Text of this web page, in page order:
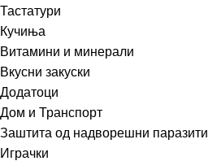
Тастатури
Кучиња
Витамини и минерали
Вкусни закуски
Додатоци
Дом и Транспорт
Заштита од надворешни паразити
Играчки